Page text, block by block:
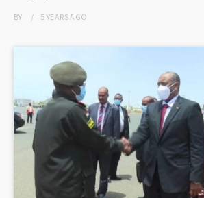
BY 5 YEARSAGO